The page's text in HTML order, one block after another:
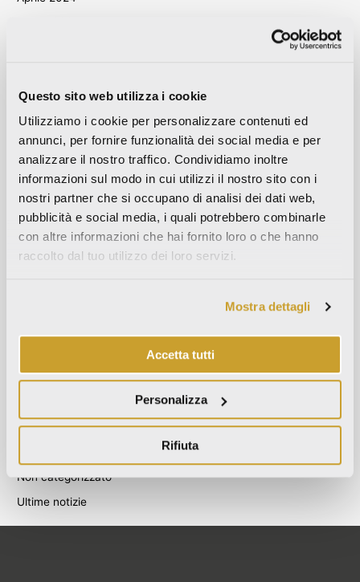
Questo sito web utilizza i cookie
Utilizziamo i cookie per personalizzare contenuti ed
annunci, per fornire funzionalità dei social media e per
analizzare il nostro traffico. Condividiamo inoltre
informazioni sul modo in cui utilizzi il nostro sito con i
nostri partner che si occupano di analisi dei dati web,
pubblicità e social media, i quali potrebbero combinarle
con altre informazioni che hai fornito loro o che hanno
raccolto dal tuo utilizzo dei loro servizi.
Mostra dettagli
Accetta tutti
Personalizza
Rifiuta
Maggio 2023
Aprile 2023
Settembre 2022
Marzo 2022
Ottobre 2021
Settembre 2021
Agosto 2021
Dicembre 2020
Novembre 2019
Settembre 2019
Categories
Non categorizzato
Ultime notizie